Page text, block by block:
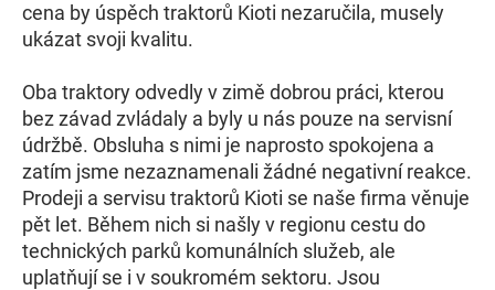
cena by úspěch traktorů Kioti nezaručila, musely
ukázat svoji kvalitu.
Oba traktory odvedly v zimě dobrou práci, kterou
bez závad zvládaly a byly u nás pouze na servisní
údržbě. Obsluha s nimi je naprosto spokojena a
zatím jsme nezaznamenali žádné negativní reakce.
Prodeji a servisu traktorů Kioti se naše firma věnuje
pět let. Během nich si našly v regionu cestu do
technických parků komunálních služeb, ale
uplatňují se i v soukromém sektoru. Jsou